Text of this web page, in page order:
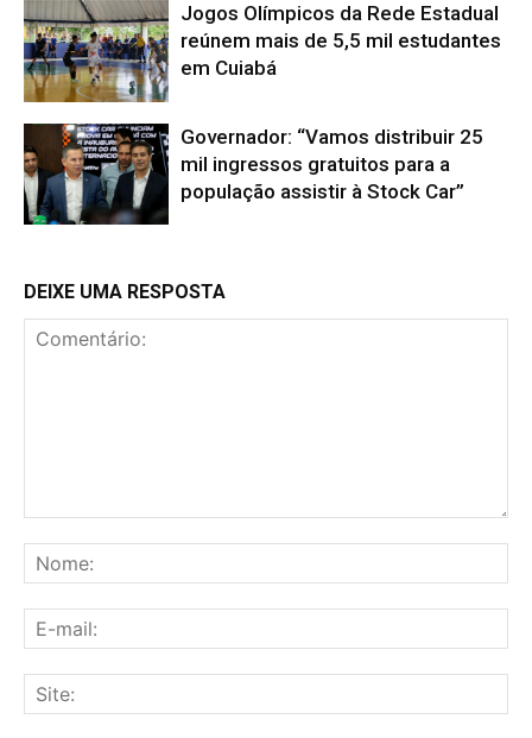
Jogos Olímpicos da Rede Estadual
reúnem mais de 5,5 mil estudantes
em Cuiabá
Governador: “Vamos distribuir 25
mil ingressos gratuitos para a
população assistir à Stock Car”
DEIXE UMA RESPOSTA